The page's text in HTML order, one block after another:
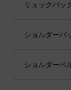
リュックバッ
ショルダーバ
ショルダーベ